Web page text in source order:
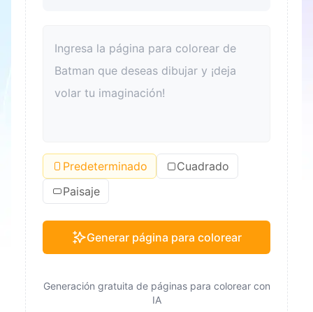
Predeterminado
Cuadrado
Paisaje
Generar página para colorear
Generación gratuita de páginas para colorear con
IA